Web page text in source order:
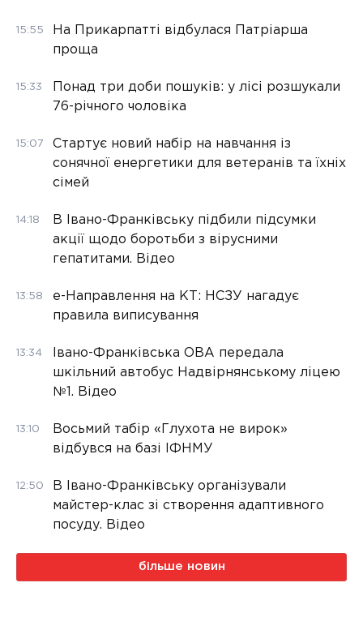
15:55
На Прикарпатті відбулася Патріарша
проща
15:33
Понад три доби пошуків: у лісі розшукали
76-річного чоловіка
15:07
Стартує новий набір на навчання із
сонячної енергетики для ветеранів та їхніх
сімей
14:18
В Івано-Франківську підбили підсумки
акції щодо боротьби з вірусними
гепатитами. Відео
13:58
е-Направлення на КТ: НСЗУ нагадує
правила виписування
13:34
Івано-Франківська ОВА передала
шкільний автобус Надвірнянському ліцею
№1. Відео
13:10
Восьмий табір «Глухота не вирок»
відбувся на базі ІФНМУ
12:50
В Івано-Франківську організували
майстер-клас зі створення адаптивного
посуду. Відео
більше новин